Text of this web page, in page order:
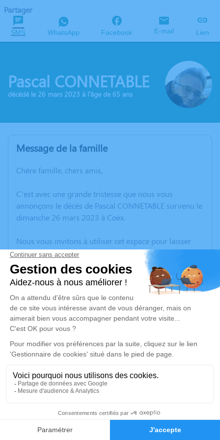
Faire-part Hommages
Partager
SMS WhatsApp Facebook E-mail Lien
Pascal CONNETABLE
décédé le 26 mars 2023 à l'âge de 65 ans
Message de la famille
Chère famille, chers amis,
C’est avec une grande tristesse que nous vous
annonçons le décès de Pascal CONNETABLE survenu le
dimanche 26 mars 2023 à Coëx.
Nous vous invitons à utiliser cet espace pour laisser
vos condoléances, partager des photos souvenirs, une
anecdote ou exprimer vos pensées à travers des
poèmes ou des textes. Cet endroit est un lieu
d'expression dédié à honorer la mémoire de Pascal
CONNETABLE.
Un service de plantation d’arbre hommage est
disponible ici.
Je rends hommage
Cérémonie religieuse
Église Sainte Croix de Saint-Gilles-Croix-de-Vie
Place Kergoustin